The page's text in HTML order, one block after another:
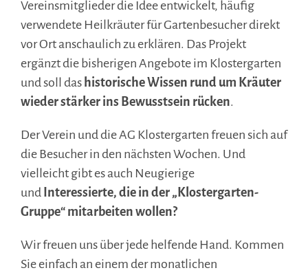
Vereinsmitglieder die Idee entwickelt, häufig
verwendete Heilkräuter für Gartenbesucher direkt
vor Ort anschaulich zu erklären. Das Projekt
ergänzt die bisherigen Angebote im Klostergarten
und soll das historische Wissen rund um Kräuter
wieder stärker ins Bewusstsein rücken.
Der Verein und die AG Klostergarten freuen sich auf
die Besucher in den nächsten Wochen. Und
vielleicht gibt es auch Neugierige
und Interessierte, die in der „Klostergarten-
Gruppe“ mitarbeiten wollen?
Wir freuen uns über jede helfende Hand. Kommen
Sie einfach an einem der monatlichen